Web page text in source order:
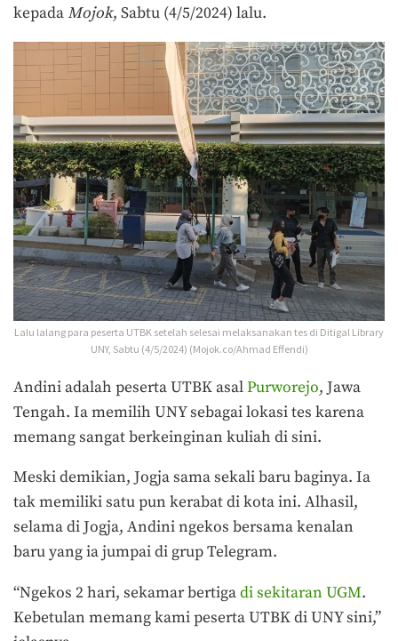
kepadaMojok, Sabtu (4/5/2024) lalu.
Lalu lalang para peserta UTBK setelah selesai melaksanakan tes di Ditigal Library
UNY, Sabtu (4/5/2024) (Mojok.co/Ahmad Effendi)
Andini adalah peserta UTBK asalPurworejo, Jawa
Tengah. Ia memilih UNY sebagai lokasi tes karena
memang sangat berkeinginan kuliah di sini.
Meski demikian, Jogja sama sekali baru baginya. Ia
tak memiliki satu pun kerabat di kota ini. Alhasil,
selama di Jogja, Andini ngekos bersama kenalan
baru yang ia jumpai di grup Telegram.
“Ngekos 2 hari, sekamar bertigadi sekitaran UGM.
Kebetulan memang kami peserta UTBK di UNY sini,”